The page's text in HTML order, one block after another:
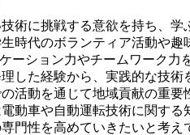
術に挑戦する意欲を持ち、学
時代のボランティア活動や趣
ーション力やチームワーク力
した経験から、実践的な技術
活動を通じて地域貢献の重要
動車や自動運転技術に関する
門性を高めていきたいと考え